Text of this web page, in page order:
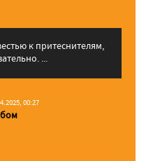
к притеснителям,
...
00:27